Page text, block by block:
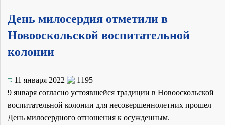
День милосердия отметили в
Новооскольской воспитательной
колонии
11 января 2022
1195
9 января согласно устоявшейся традиции в Новооскольской
воспитательной колонии для несовершеннолетних прошел
День милосердного отношения к осужденным.